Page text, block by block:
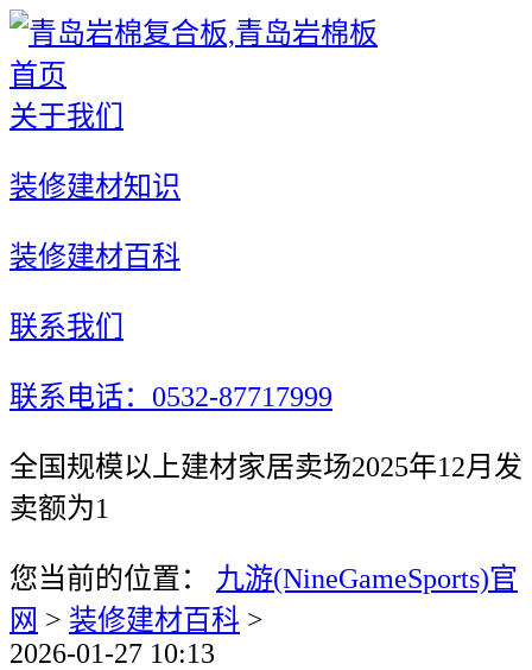
首页
关于我们
装修建材知识
装修建材百科
联系我们
联系电话：0532-87717999
全国规模以上建材家居卖场2025年12月发
卖额为1
您当前的位置： 九游(NineGameSports)官
网 > 装修建材百科 >
2026-01-27 10:13